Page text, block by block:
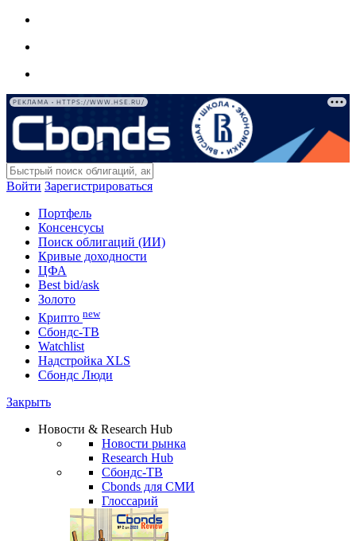
РЕКЛАМА • HTTPS://WWW.HSE.RU/
Войти Зарегистрироваться
Портфель
Консенсусы
Поиск облигаций (ИИ)
Кривые доходности
ЦФА
Best bid/ask
Золото
Крипто new
Сбондс-ТВ
Watchlist
Надстройка XLS
Сбондс Люди
Закрыть
Новости & Research Hub
Новости рынка
Research Hub
Сбондс-ТВ
Cbonds для СМИ
Глоссарий